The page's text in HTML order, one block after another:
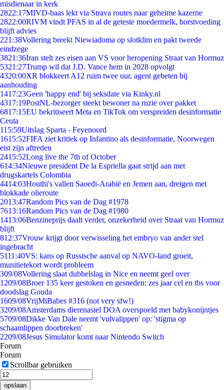
misdienaar in kerk
2822:17MIVD-baas lekt via Strava routes naar geheime kazerne
2822:00RIVM vindt PFAS in al de geteste moedermelk, borstvoeding
blijft advies
221:38Vollering breekt Niewiadoma op slotklim en pakt tweede
eindzege
3821:36Iran stelt zes eisen aan VS voor heropening Straat van Hormuz
5321:27Trump wil dat J.D. Vance hem in 2028 opvolgt
4320:00XR blokkeert A12 ruim twee uur, agent gebeten bij
aanhouding
1417:23Geen 'happy end' bij seksdate via Kinky.nl
4317:19PostNL-bezorger steekt bewoner na ruzie over pakket
6817:15EU bekritiseert Meta en TikTok om verspreiden desinformatie
Ceuta
115:59Uitslag Sparta - Feyenoord
1615:52FIFA ziet kritiek op Infantino als desinformatie, Noorwegen
eist zijn aftreden
2415:52Long live the 7th of October
614:34Nieuwe president De la Espriella gaat strijd aan met
drugskartels Colombia
4414:03Houthi's vallen Saoedi-Arabië en Jemen aan, dreigen met
blokkade olieroute
2013:47Random Pics van de Dag #1978
7613:16Random Pics van de Dag #1980
1413:06Benzineprijs daalt verder, onzekerheid over Straat van Hormuz
blijft
812:37Vrouw krijgt door verwisseling het embryo van ander stel
ingebracht
5111:40VS: kans op Russische aanval op NAVO-land groeit,
munitietekort wordt probleem
309/08Vollering slaat dubbelslag in Nice en neemt geel over
1209/08Broer 135 keer gestoken en gesneden: zes jaar cel en tbs voor
doodslag Gouda
1609/08VrijMiBabes #316 (not very sfw!)
3209/08Amsterdams dierenasiel DOA overspoeld met babykonijntjes
5709/08Dikke Van Dale neemt 'vulvalippen' op: 'stigma op
schaamlippen doorbreken'
2209/08Jesus Simulator komt naar Nintendo Switch
Forum
Forum
Scrollbar gebruiken
opslaan